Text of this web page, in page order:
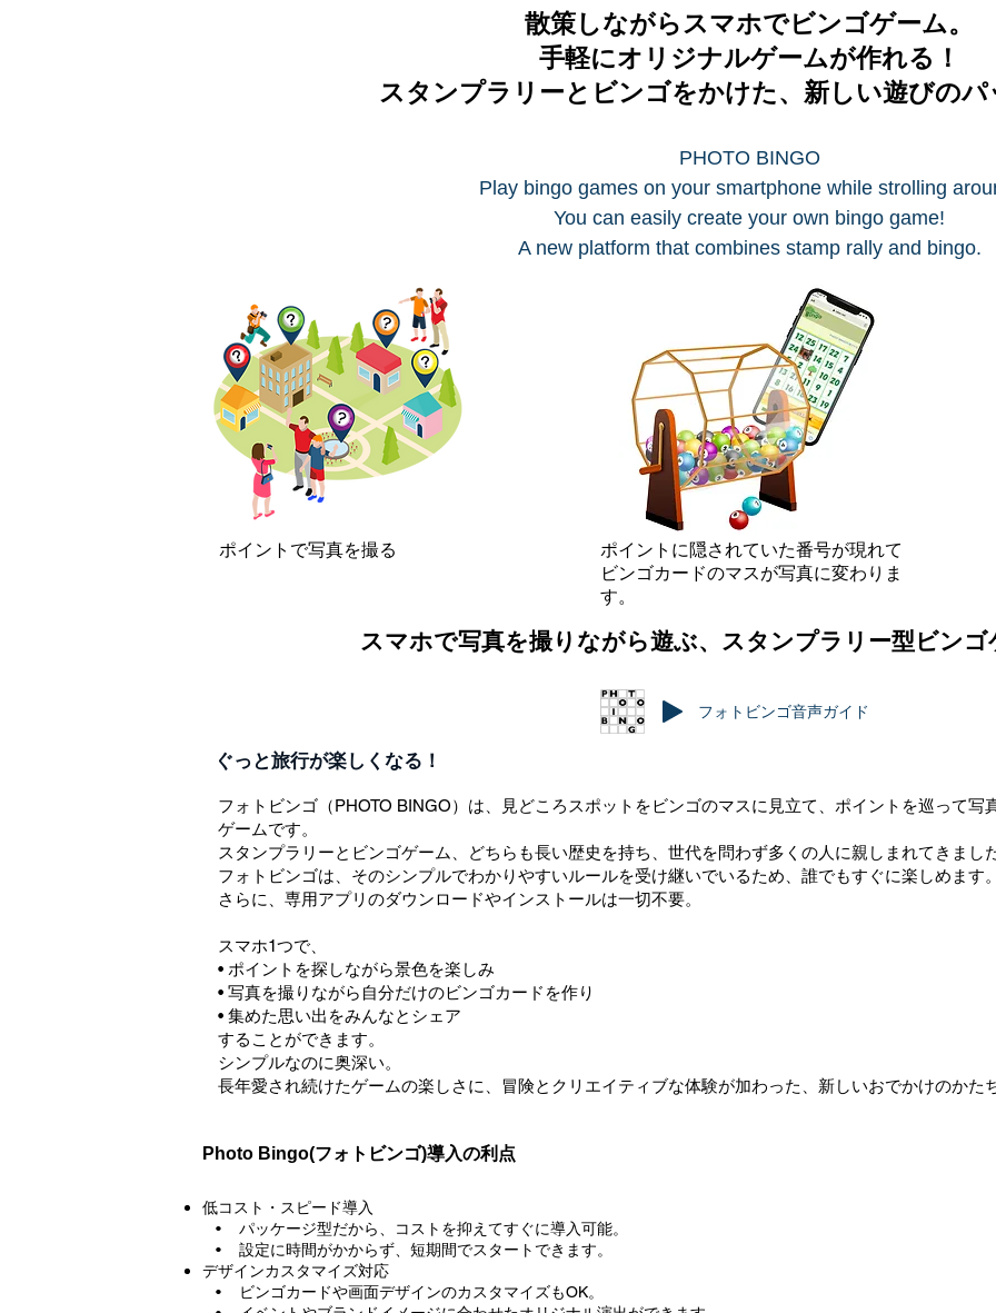
散策しながらスマホでビンゴゲーム。
手軽にオリジナルゲームが作れる！
スタンプラリーとビンゴをかけた、新しい遊びのパ
PHOTO BINGO
Play bingo games on your smartphone while strolling
You can easily create your own bingo game!
A new platform that combines stamp rally and bingo.
ポイントで写真を撮る
​ポイントに隠されていた番号が現れて
ビンゴカードのマスが写真に変わりま
す。
スマホで写真を撮りながら遊ぶ、スタンプラリー型ビンゴ
フォトビンゴ音声ガイド
​ぐっと旅行が楽しくなる！
フォトビンゴ（PHOTO BINGO）は、見どころスポットをビンゴのマスに見立て、ポイントを巡って写
ゲームです。
スタンプラリーとビンゴゲーム、どちらも長い歴史を持ち、世代を問わず多くの人に親しまれてきまし
フォトビンゴは、そのシンプルでわかりやすいルールを受け継いでいるため、誰でもすぐに楽しめます
さらに、専用アプリのダウンロードやインストールは一切不要。
スマホ1つで、
• ポイントを探しながら景色を楽しみ
• 写真を撮りながら自分だけのビンゴカードを作り
• 集めた思い出をみんなとシェア
することができます。
シンプルなのに奥深い。
長年愛され続けたゲームの楽しさに、冒険とクリエイティブな体験が加わった、新しいおでかけのかた
Photo Bingo(フォトビンゴ)導入の利点
低コスト・スピード導入
• パッケージ型だから、コストを抑えてすぐに導入可能。
• 設定に時間がかからず、短期間でスタートできます。
デザインカスタマイズ対応
• ビンゴカードや画面デザインのカスタマイズもOK。